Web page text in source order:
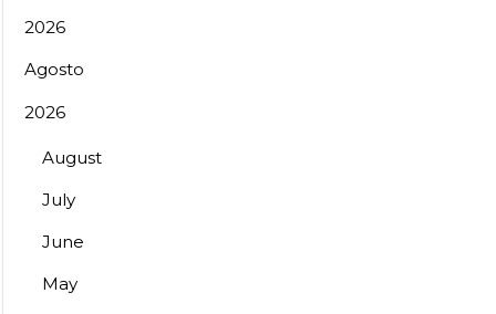
2026
Agosto
2026
August
July
June
May